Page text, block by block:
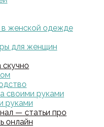
женской одежде
для женщин
скучно
своими руками
руками
— статьи про
онлайн